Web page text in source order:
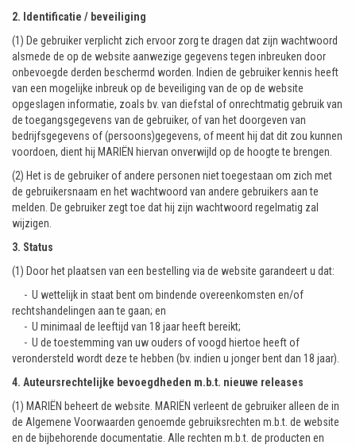
2. Identificatie / beveiliging
(1) De gebruiker verplicht zich ervoor zorg te dragen dat zijn wachtwoord
alsmede de op de website aanwezige gegevens tegen inbreuken door
onbevoegde derden beschermd worden. Indien de gebruiker kennis heeft
van een mogelijke inbreuk op de beveiliging van de op de website
opgeslagen informatie, zoals bv. van diefstal of onrechtmatig gebruik van
de toegangsgegevens van de gebruiker, of van het doorgeven van
bedrijfsgegevens of (persoons)gegevens, of meent hij dat dit zou kunnen
voordoen, dient hij MARIËN hiervan onverwijld op de hoogte te brengen.
(2) Het is de gebruiker of andere personen niet toegestaan om zich met
de gebruikersnaam en het wachtwoord van andere gebruikers aan te
melden. De gebruiker zegt toe dat hij zijn wachtwoord regelmatig zal
wijzigen.
3. Status
(1) Door het plaatsen van een bestelling via de website garandeert u dat:
- U wettelijk in staat bent om bindende overeenkomsten en/of
rechtshandelingen aan te gaan; en
- U minimaal de leeftijd van 18 jaar heeft bereikt;
- U de toestemming van uw ouders of voogd hiertoe heeft of
verondersteld wordt deze te hebben (bv. indien u jonger bent dan 18 jaar).
4. Auteursrechtelijke bevoegdheden m.b.t. nieuwe releases
(1) MARIËN beheert de website. MARIËN verleent de gebruiker alleen de in
de Algemene Voorwaarden genoemde gebruiksrechten m.b.t. de website
en de bijbehorende documentatie. Alle rechten m.b.t. de producten en